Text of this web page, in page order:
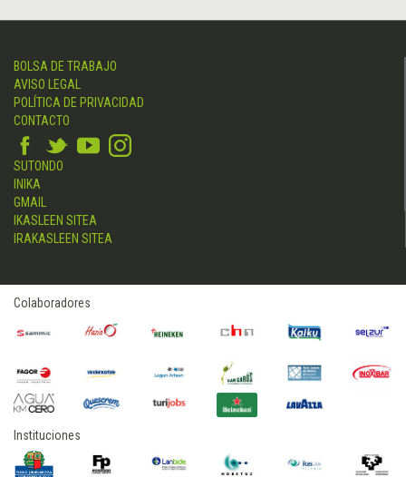
BOLSA DE TRABAJO
AVISO LEGAL
POLÍTICA DE PRIVACIDAD
CONTACTO
SUTONDO
INIKA
GMAIL
IKASLEEN SITEA
IRAKASLEEN SITEA
Colaboradores
Instituciones